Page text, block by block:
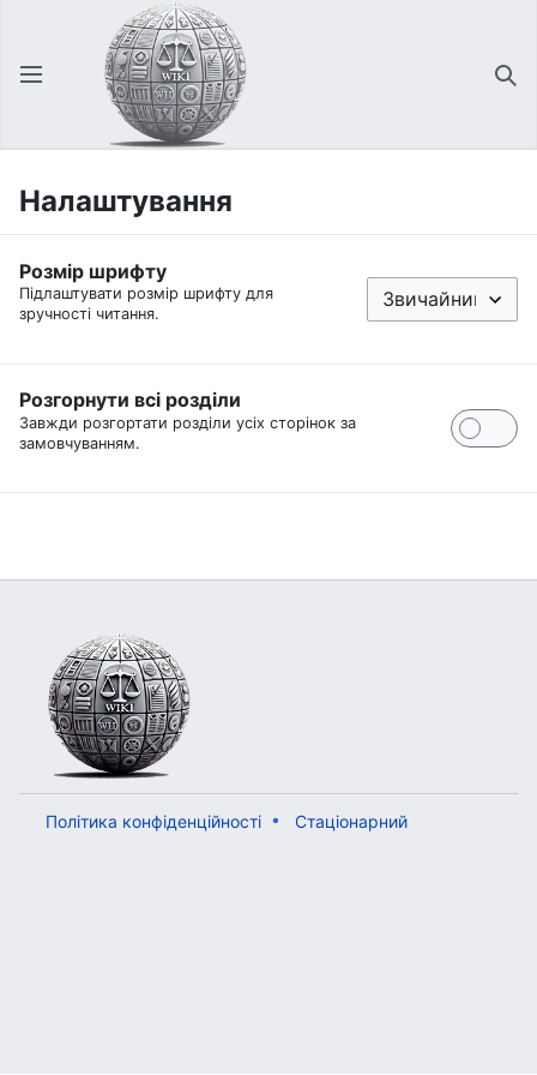
Відкрити головне меню
Налаштування
Розмір шрифту
Підлаштувати розмір шрифту для
зручності читання.
Розгорнути всі розділи
Завжди розгортати розділи усіх сторінок за
замовчуванням.
Політика конфіденційності Стаціонарний